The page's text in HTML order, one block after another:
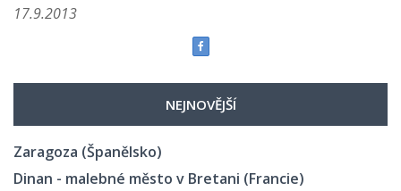
17.9.2013
NEJNOVĚJŠÍ
Zaragoza (Španělsko)
Dinan - malebné město v Bretani (Francie)